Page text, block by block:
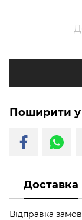
Поширити
Доставка
Відправка